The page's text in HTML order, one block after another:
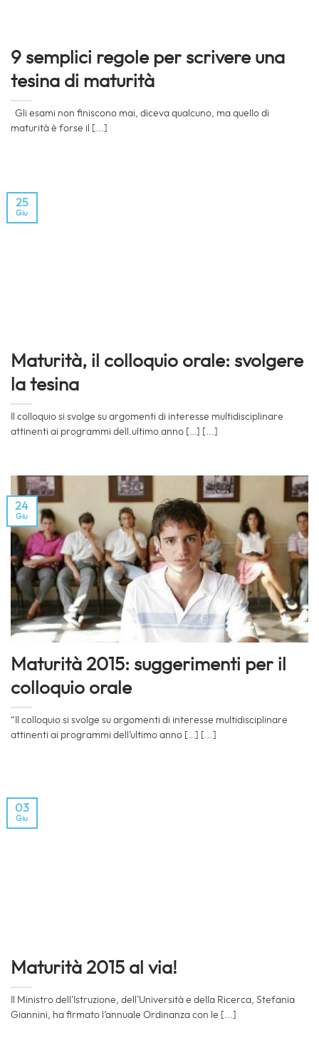
9 semplici regole per scrivere una
tesina di maturità
Gli esami non finiscono mai, diceva qualcuno, ma quello di
maturità è forse il [...]
Maturità, il colloquio orale: svolgere
la tesina
Il colloquio si svolge su argomenti di interesse multidisciplinare
attinenti ai programmi dell.ultimo anno […] [...]
25
Giu
Maturità 2015: suggerimenti per il
colloquio orale
“Il colloquio si svolge su argomenti di interesse multidisciplinare
attinenti ai programmi dell’ultimo anno […] [...]
24
Giu
Maturità 2015 al via!
Il Ministro dell’Istruzione, dell’Università e della Ricerca, Stefania
Giannini, ha firmato l’annuale Ordinanza con le [...]
03
Giu